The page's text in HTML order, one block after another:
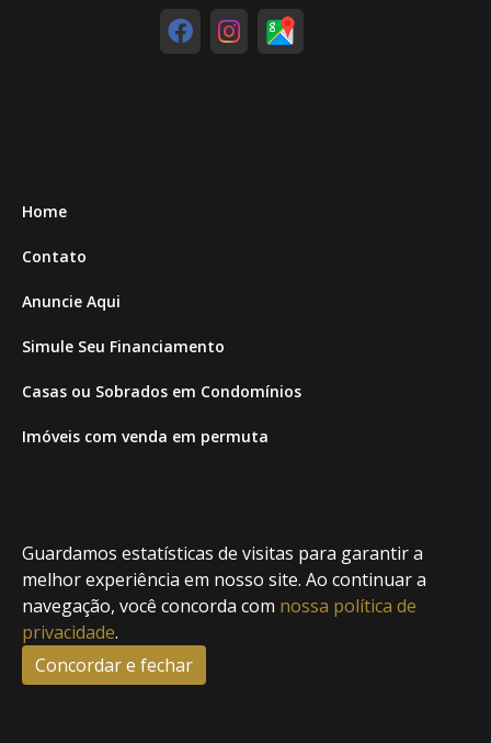
Guardamos estatísticas de visitas para garantir a
melhor experiência em nosso site. Ao continuar a
navegação, você concorda com nossa política de
privacidade.
Concordar e fechar
Home
Contato
Anuncie Aqui
Simule Seu Financiamento
Casas ou Sobrados em Condomínios
Imóveis com venda em permuta
Casa com piscina
Apartamento com piscina
Condomínio fechado